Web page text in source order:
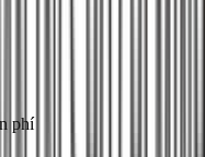
phí